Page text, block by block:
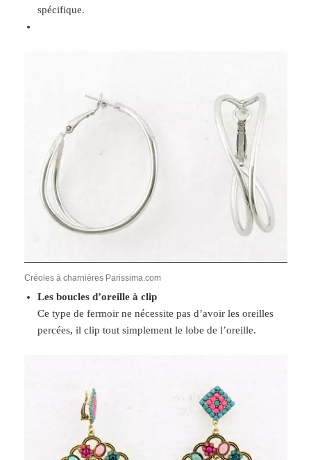
spécifique.
Créoles à charnières Parissima.com
Les boucles d’oreille à clip
Ce type de fermoir ne nécessite pas d’avoir les oreilles
percées, il clip tout simplement le lobe de l’oreille.